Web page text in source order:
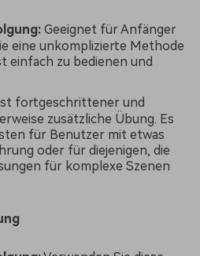
Geeignet für Anfänger
eine unkomplizierte Methode
einfach zu bedienen und
fortgeschrittener und
zusätzliche Übung. Es
für Benutzer mit etwas
oder für diejenigen, die
für komplexe Szenen